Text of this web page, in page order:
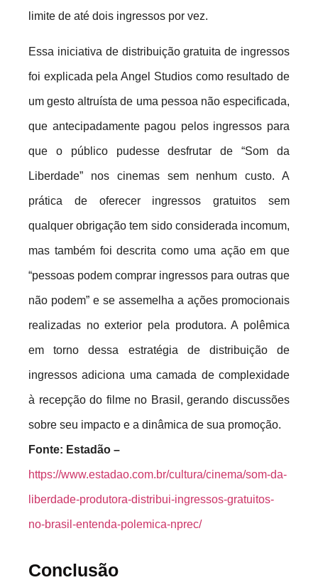
limite de até dois ingressos por vez.
Essa iniciativa de distribuição gratuita de ingressos
foi explicada pela Angel Studios como resultado de
um gesto altruísta de uma pessoa não especificada,
que antecipadamente pagou pelos ingressos para
que o público pudesse desfrutar de “Som da
Liberdade” nos cinemas sem nenhum custo. A
prática de oferecer ingressos gratuitos sem
qualquer obrigação tem sido considerada incomum,
mas também foi descrita como uma ação em que
“pessoas podem comprar ingressos para outras que
não podem” e se assemelha a ações promocionais
realizadas no exterior pela produtora. A polêmica
em torno dessa estratégia de distribuição de
ingressos adiciona uma camada de complexidade
à recepção do filme no Brasil, gerando discussões
sobre seu impacto e a dinâmica de sua promoção.
Fonte: Estadão –
https://www.estadao.com.br/cultura/cinema/som-da-
liberdade-produtora-distribui-ingressos-gratuitos-
no-brasil-entenda-polemica-nprec/
Conclusão